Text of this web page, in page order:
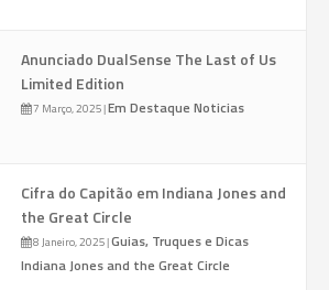
Anunciado DualSense The Last of Us
Limited Edition
7 Março, 2025|Em Destaque Noticias
Cifra do Capitão em Indiana Jones and
the Great Circle
8 Janeiro, 2025|Guias, Truques e Dicas
Indiana Jones and the Great Circle